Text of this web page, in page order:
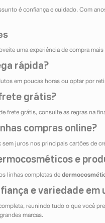
é confiança e cuidado. Com
uma experiência de compra
rápida?
em poucas horas ou optar por
grátis?
frete grátis, consulte as regras na
compras online?
sem juros nos principais cartões de
e
linhas completas de
e variedade em
reunindo tudo o que você
marcas.